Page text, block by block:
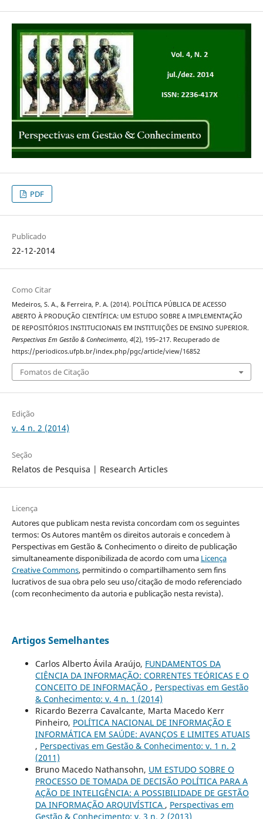
PDF
Publicado
22-12-2014
Como Citar
Medeiros, S. A., & Ferreira, P. A. (2014). POLÍTICA PÚBLICA DE ACESSO
ABERTO À PRODUÇÃO CIENTÍFICA: UM ESTUDO SOBRE A IMPLEMENTAÇÃO
DE REPOSITÓRIOS INSTITUCIONAIS EM INSTITUIÇÕES DE ENSINO SUPERIOR.
Perspectivas Em Gestão & Conhecimento, 4(2), 195–217. Recuperado de
https://periodicos.ufpb.br/index.php/pgc/article/view/16852
Fomatos de Citação
Edição
v. 4 n. 2 (2014)
Seção
Relatos de Pesquisa | Research Articles
Licença
Autores que publicam nesta revista concordam com os seguintes
termos: Os Autores mantêm os direitos autorais e concedem à
Perspectivas em Gestão & Conhecimento o direito de publicação
simultaneamente disponibilizada de acordo com uma Licença
Creative Commons, permitindo o compartilhamento sem fins
lucrativos de sua obra pelo seu uso/citação de modo referenciado
(com reconhecimento da autoria e publicação nesta revista).
Artigos Semelhantes
Carlos Alberto Ávila Araújo, FUNDAMENTOS DA
CIÊNCIA DA INFORMAÇÃO: CORRENTES TEÓRICAS E O
CONCEITO DE INFORMAÇÃO , Perspectivas em Gestão
& Conhecimento: v. 4 n. 1 (2014)
Ricardo Bezerra Cavalcante, Marta Macedo Kerr
Pinheiro, POLÍTICA NACIONAL DE INFORMAÇÃO E
INFORMÁTICA EM SAÚDE: AVANÇOS E LIMITES ATUAIS
, Perspectivas em Gestão & Conhecimento: v. 1 n. 2
(2011)
Bruno Macedo Nathansohn, UM ESTUDO SOBRE O
PROCESSO DE TOMADA DE DECISÃO POLÍTICA PARA A
AÇÃO DE INTELIGÊNCIA: A POSSIBILIDADE DE GESTÃO
DA INFORMAÇÃO ARQUIVÍSTICA , Perspectivas em
Gestão & Conhecimento: v. 3 n. 2 (2013)